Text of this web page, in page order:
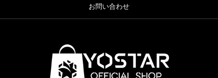
お問い合わせ